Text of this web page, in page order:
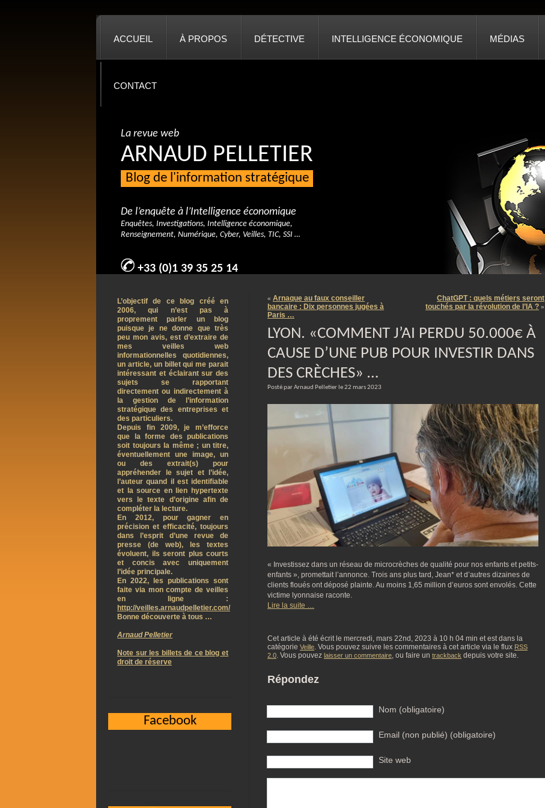
ACCUEIL À PROPOS DÉTECTIVE INTELLIGENCE ÉCONOMIQUE MÉDIAS
CONTACT
La revue web
ARNAUD PELLETIER
Blog de l'information stratégique
De l’enquête à l’Intelligence économique
Enquêtes, Investigations, Intelligence économique,
Renseignement, Numérique, Cyber, Veilles, TIC, SSI …
+33 (0)1 39 35 25 14
« Arnaque au faux conseiller
bancaire : Dix personnes jugées à
Paris …
ChatGPT : quels métiers seront
touchés par la révolution de l’IA ? »
LYON. «COMMENT J’AI PERDU 50.000€ À
CAUSE D’UNE PUB POUR INVESTIR DANS
DES CRÈCHES» …
Posté par Arnaud Pelletier le 22 mars 2023
« Investissez dans un réseau de microcrèches de qualité pour nos enfants et petits-
enfants », promettait l’annonce. Trois ans plus tard, Jean* et d’autres dizaines de
clients floués ont déposé plainte. Au moins 1,65 million d’euros sont envolés. Cette
victime lyonnaise raconte.
Lire la suite …
Cet article à été écrit le mercredi, mars 22nd, 2023 à 10 h 04 min et est dans la
catégorie Veille . Vous pouvez suivre les commentaires à cet article via le flux RSS
2.0 . Vous pouvez laisser un commentaire , ou faire un trackback depuis votre site.
Répondez
Nom (obligatoire)
Email (non publié) (obligatoire)
Site web
L’objectif de ce blog créé en
2006, qui n’est pas à
proprement parler un blog
puisque je ne donne que très
peu mon avis, est d’extraire de
mes veilles web
informationnelles quotidiennes,
un article, un billet qui me parait
intéressant et éclairant sur des
sujets se rapportant
directement ou indirectement à
la gestion de l’information
stratégique des entreprises et
des particuliers.
Depuis fin 2009, je m’efforce
que la forme des publications
soit toujours la même ; un titre,
éventuellement une image, un
ou des extrait(s) pour
appréhender le sujet et l’idée,
l’auteur quand il est identifiable
et la source en lien hypertexte
vers le texte d’origine afin de
compléter la lecture.
En 2012, pour gagner en
précision et efficacité, toujours
dans l’esprit d’une revue de
presse (de web), les textes
évoluent, ils seront plus courts
et concis avec uniquement
l’idée principale.
En 2022, les publications sont
faite via mon compte de veilles
en ligne :
http://veilles.arnaudpelletier.com/
Bonne découverte à tous …
Arnaud Pelletier
Note sur les billets de ce blog et
droit de réserve
Facebook